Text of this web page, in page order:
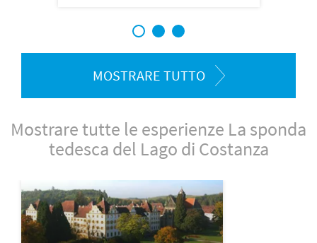
1 2 3
MOSTRARE TUTTO
Mostrare tutte le esperienze La sponda
tedesca del Lago di Costanza